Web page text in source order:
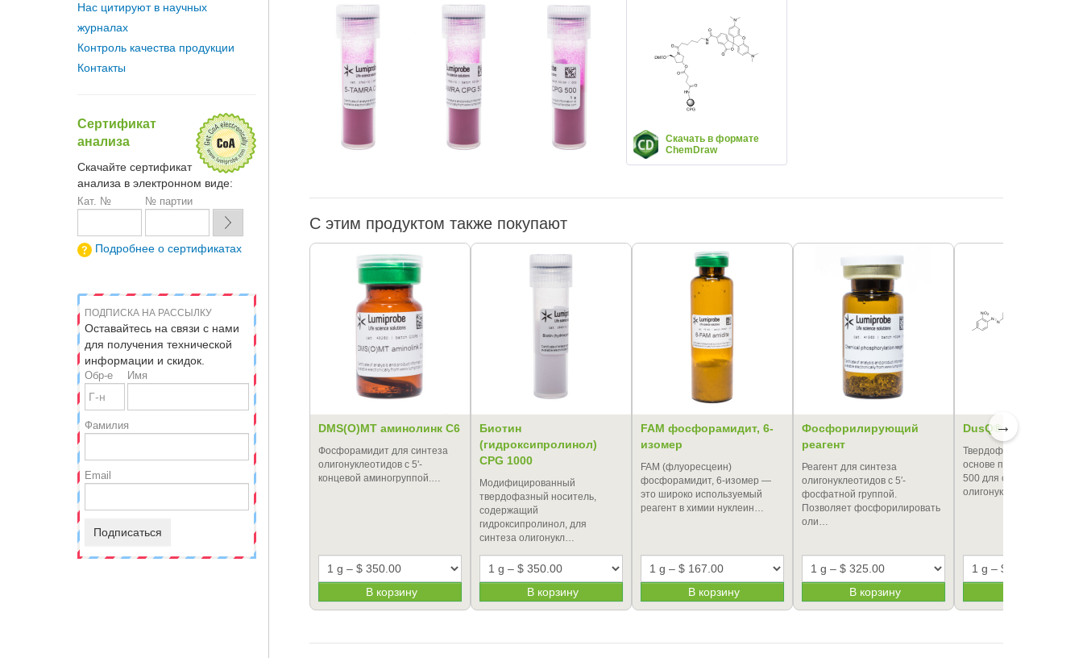
Скачать в формате
ChemDraw
С этим продуктом также покупают
DMS(O)MT аминолинк C6
Фосфорамидит для синтеза
олигонуклеотидов с 5'-
концевой аминогруппой.…
В корзину
Биотин
(гидроксипролинол)
CPG 1000
Модифицированный
твердофазный носитель,
содержащий
гидроксипролинол, для
синтеза олигонукл…
В корзину
FAM фосфорамидит, 6-
изомер
FAM (флуоресцеин)
фосфорамидит, 6-изомер —
это широко используемый
реагент в химии нуклеин…
В корзину
Фосфорилирующий
реагент
Реагент для синтеза
олигонуклеотидов c 5′-
фосфатной группой.
Позволяет фосфорилировать
оли…
В корзину
DusQ® 1 CPG 500
Твердофазный носитель
основе пористого стекла
500 для синтеза
олигонуклеотидов, сод…
→
Нас цитируют в научных
журналах
Контроль качества продукции
Контакты
Сертификат
анализа
Скачайте сертификат
анализа в электронном виде:
Кат. № № партии
Подробнее о сертификатах
ПОДПИСКА НА РАССЫЛКУ
Оставайтесь на связи с нами
для получения технической
информации и скидок.
Обр-е Имя
Фамилия
Email
Подписаться